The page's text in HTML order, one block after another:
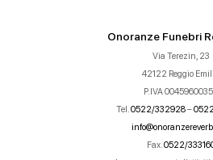
Onoranze Funebri
Via Terezin, 23
42122 Reggio
P.IVA
Tel. 0522/332928–
Fax. 0522/